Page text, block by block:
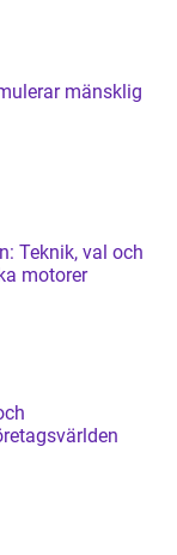
mänsklig
Teknik, val och
motorer